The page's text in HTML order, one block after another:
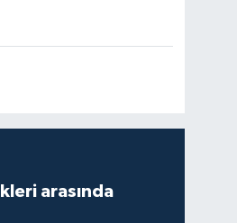
arasında